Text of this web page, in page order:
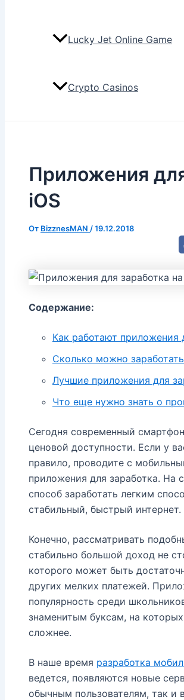
Lucky Jet Online Game
Crypto Casinos
Приложения
iOS
От BizznesMAN /19.12.2018
Содержание:
Как работают приложения
Сколько можно
Лучшие приложения для
Что еще нужно знать о
Сегодня современный
ценовой доступности. Если у
правило, проводите с
приложения для заработка. На
способ заработать легким
стабильный, быстрый интернет.
Конечно, рассматривать
стабильно большой доход не
которого может быть
других мелких платежей.
популярность среди
знаменитым буксам, на
сложнее.
В наше время разработка
ведется, появляются новые
обычным пользователям, так и